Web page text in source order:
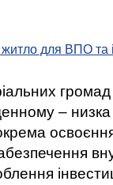
житло для ВПО
громад
–
освоєння